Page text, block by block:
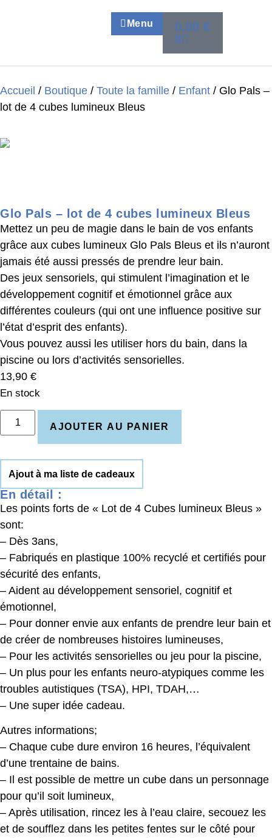
Menu 0,00€
0
Accueil / Boutique / Toute la famille / Enfant / Glo Pals –
lot de 4 cubes lumineux Bleus
Glo Pals – lot de 4 cubes lumineux Bleus
Mettez un peu de magie dans le bain de vos enfants
grâce aux cubes lumineux Glo Pals Bleus et ils n’auront
jamais été aussi pressés de prendre leur bain.
Des jeux sensoriels, qui stimulent l’imagination et le
développement cognitif et émotionnel grâce aux
différentes couleurs (qui ont une influence positive sur
l’état d’esprit des enfants).
Vous pouvez aussi les utiliser hors du bain, dans la
piscine ou lors d’activités sensorielles.
13,90 €
En stock
AJOUTER AU PANIER
Ajout à ma liste de cadeaux
En détail :
Les points forts de « Lot de 4 Cubes lumineux Bleus »
sont:
– Dès 3ans,
– Fabriqués en plastique 100% recyclé et certifiés pour
sécurité des enfants,
– Aident au développement sensoriel, cognitif et
émotionnel,
– Pour donner envie aux enfants de prendre leur bain et
de créer de nombreuses histoires lumineuses,
– Pour les activités sensorielles ou jeu pour la piscine,
– Un plus pour les enfants neuro-atypiques comme les
troubles autistiques (TSA), HPI, TDAH,…
– Une super idée cadeau.
Autres informations;
– Chaque cube dure environ 16 heures, l’équivalent
d’une trentaine de bains.
– Il est possible de mettre un cube dans un personnage
pour qu’il soit lumineux,
– Après utilisation, rincez les à l’eau claire, secouez les
et de soufflez dans les petites fentes sur le côté pour